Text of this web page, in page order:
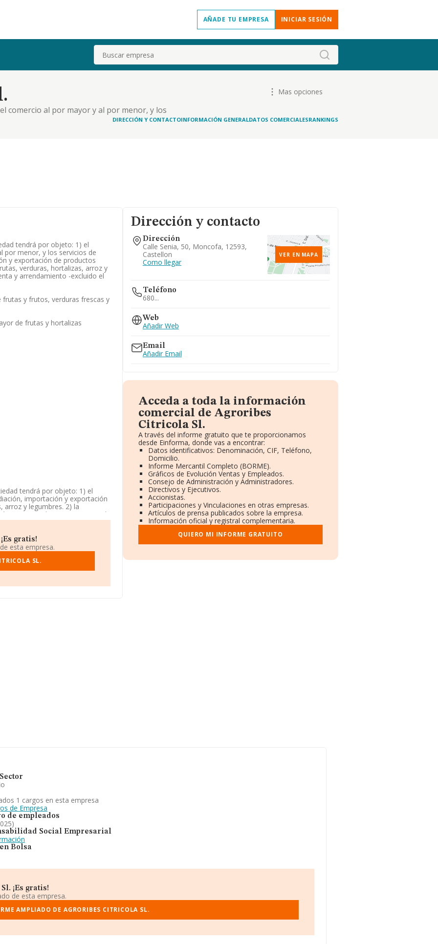
AÑADE TU EMPRESA INICIAR SESIÓN
Buscar
comercio al por mayor y al por menor, y los
de productos agrícolas, en especial de frutas,
Mas opciones
DIRECCIÓN Y CONTACTOINFORMACIÓN GENERALDATOS COMERCIALESRANKINGS
tendrá por objeto: 1) el
por menor, y los servicios de
y exportación de productos
verduras, hortalizas, arroz y
y arrendamiento -excluido el
y frutos, verduras frescas y
de frutas y hortalizas
tendrá por objeto: 1) el
importación y exportación
arroz y legumbres. 2) la
inscrita en el Registro Mercantil
del comercio de
de la compañía ha
sectorial, en el ranking de
gratis!
esta empresa.
SL.
Dirección y contacto
Dirección
Calle Senia, 50, Moncofa, 12593,
Castellon
Como llegar
VER EN MAPA
Teléfono
680...
Web
Añadir Web
Email
Añadir Email
Acceda a toda la información
comercial de Agroribes
Citricola Sl.
A través del informe gratuito que te proporcionamos
desde Einforma, donde vas a encontrar:
Datos identificativos: Denominación, CIF, Teléfono,
Domicilio.
Informe Mercantil Completo (BORME).
Gráficos de Evolución Ventas y Empleados.
Consejo de Administración y Administradores.
Directivos y Ejecutivos.
Accionistas.
Participaciones y Vinculaciones en otras empresas.
Artículos de prensa publicados sobre la empresa.
Información oficial y registral complementaria.
QUIERO MI INFORME GRATUITO
1 cargos en esta empresa
de Empresa
de empleados
Social Empresarial
Bolsa
¡Es gratis!
de esta empresa.
AMPLIADO DE AGRORIBES CITRICOLA SL.